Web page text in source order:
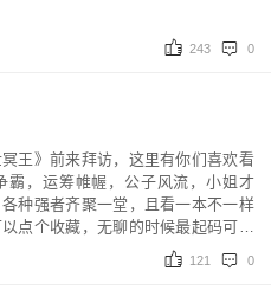
243 0
王》前来拜访，这里有你们喜欢看
霸，运筹帷幄，公子风流，小姐才
种强者齐聚一堂，且看一本不一样
点个收藏，无聊的时候最起码可以
121 0